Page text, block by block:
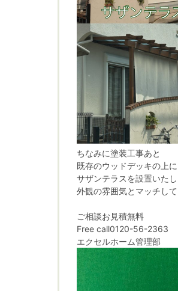
ちなみに塗装工事あと
既存のウッドデッキの上に
サザンテラスを設置いた
外観の雰囲気とマッチし
ご相談お見積無料
Free call0120-56-2363
エクセルホーム管理部